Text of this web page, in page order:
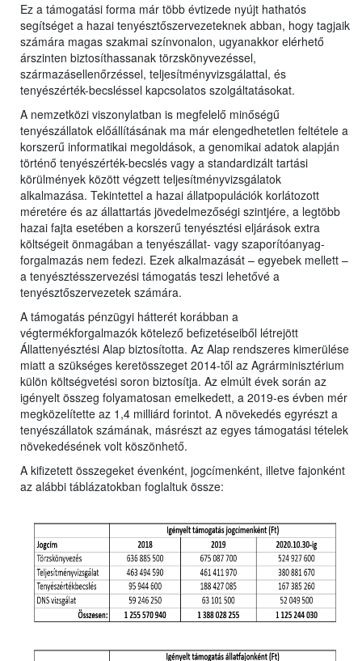
Ez a támogatási forma már több évtizede nyújt hathatós
segítséget a hazai tenyésztőszervezeteknek abban, hogy tagjaik
számára magas szakmai színvonalon, ugyanakkor elérhető
árszinten biztosíthassanak törzskönyvezéssel,
származásellenőrzéssel, teljesítményvizsgálattal, és
tenyészérték-becsléssel kapcsolatos szolgáltatásokat.
A nemzetközi viszonylatban is megfelelő minőségű
tenyészállatok előállításának ma már elengedhetetlen feltétele a
korszerű informatikai megoldások, a genomikai adatok alapján
történő tenyészérték-becslés vagy a standardizált tartási
körülmények között végzett teljesítményvizsgálatok
alkalmazása. Tekintettel a hazai állatpopulációk korlátozott
méretére és az állattartás jövedelmezőségi szintjére, a legtöbb
hazai fajta esetében a korszerű tenyésztési eljárások extra
költségeit önmagában a tenyészállat- vagy szaporítóanyag-
forgalmazás nem fedezi. Ezek alkalmazását – egyebek mellett –
a tenyésztésszervezési támogatás teszi lehetővé a
tenyésztőszervezetek számára.
A támogatás pénzügyi hátterét korábban a
végtermékforgalmazók kötelező befizetéseiből létrejött
Állattenyésztési Alap biztosította. Az Alap rendszeres kimerülése
miatt a szükséges keretösszeget 2014-től az Agrárminisztérium
külön költségvetési soron biztosítja. Az elmúlt évek során az
igényelt összeg folyamatosan emelkedett, a 2019-es évben mér
megközelítette az 1,4 milliárd forintot. A növekedés egyrészt a
tenyészállatok számának, másrészt az egyes támogatási tételek
növekedésének volt köszönhető.
A kifizetett összegeket évenként, jogcímenként, illetve fajonként
az alábbi táblázatokban foglaltuk össze: